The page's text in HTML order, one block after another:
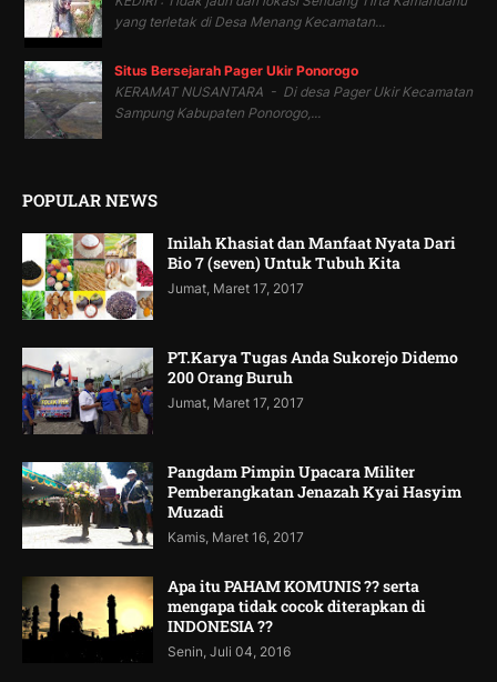
yang terletak di Desa Menang Kecamatan...
Situs Bersejarah Pager Ukir Ponorogo
KERAMAT NUSANTARA - Di desa Pager Ukir Kecamatan
Sampung Kabupaten Ponorogo,...
POPULAR NEWS
Inilah Khasiat dan Manfaat Nyata Dari
Bio 7 (seven) Untuk Tubuh Kita
Jumat, Maret 17, 2017
PT.Karya Tugas Anda Sukorejo Didemo
200 Orang Buruh
Jumat, Maret 17, 2017
Pangdam Pimpin Upacara Militer
Pemberangkatan Jenazah Kyai Hasyim
Muzadi
Kamis, Maret 16, 2017
Apa itu PAHAM KOMUNIS ?? serta
mengapa tidak cocok diterapkan di
INDONESIA ??
Senin, Juli 04, 2016